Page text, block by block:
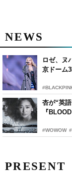
NEWS
ロゼ、ヌ
京ドーム
杏が“英
『
#WOWOW
PRESENT